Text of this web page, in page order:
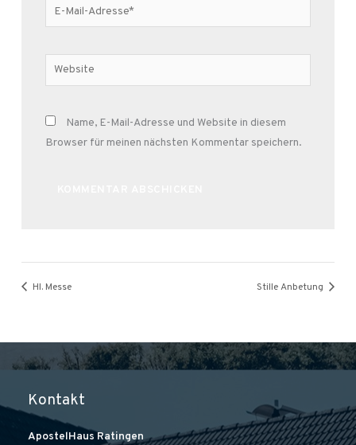
E-
Mail-
Website
Name, E-Mail-Adresse und Website in diesem
Browser für meinen nächsten Kommentar speichern.
Hl. Messe Stille Anbetung
Kontakt
ApostelHaus Ratingen